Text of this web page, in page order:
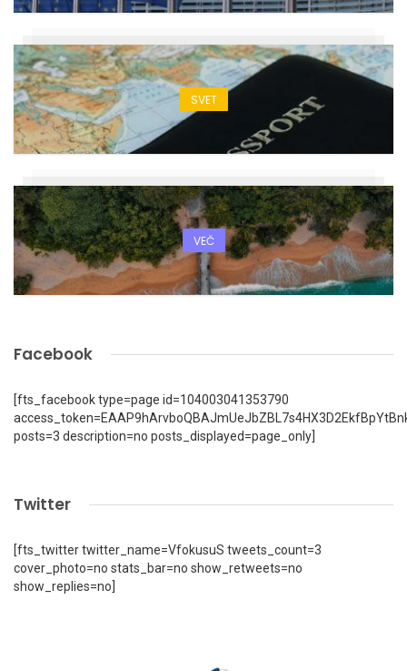
SVET
VEČ
Facebook
[fts_facebook type=page id=104003041353790
posts=3 description=no posts_displayed=page_only]
Twitter
[fts_twitter twitter_name=VfokusuS tweets_count=3
cover_photo=no stats_bar=no show_retweets=no
show_replies=no]